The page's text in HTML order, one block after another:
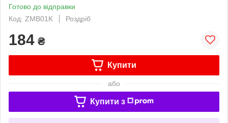
Готово до відправки
Код: ZMB01K
Роздріб
184 ₴
Купити
або
Купити з